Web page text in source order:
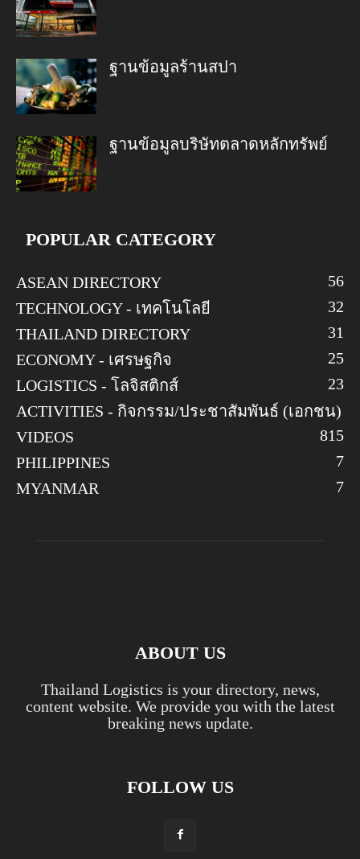
ฐานข้อมูลร้านสปา
ฐานข้อมูลบริษัทตลาดหลักทรัพย์
POPULAR CATEGORY
ASEAN DIRECTORY
56
TECHNOLOGY - เทคโนโลยี
32
THAILAND DIRECTORY
31
ECONOMY - เศรษฐกิจ
25
LOGISTICS - โลจิสติกส์
23
ACTIVITIES - กิจกรรม/ประชาสัมพันธ์ (เอกชน)
15
VIDEOS
8
PHILIPPINES
7
MYANMAR
7
ABOUT US
Thailand Logistics is your directory, news,
content website. We provide you with the latest
breaking news update.
FOLLOW US